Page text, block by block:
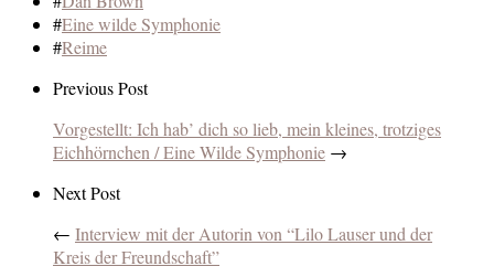
#Eine wilde Symphonie
#Reime
Previous Post
Vorgestellt: Ich hab’ dich so lieb, mein kleines, trotziges
Eichhörnchen / Eine Wilde Symphonie →
Next Post
← Interview mit der Autorin von “Lilo Lauser und der
Kreis der Freundschaft”